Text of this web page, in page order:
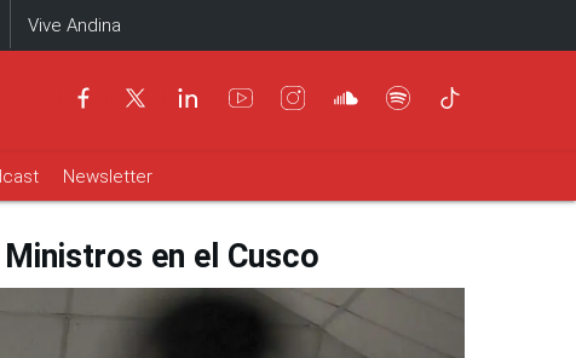
Vive Andina
Newsletter
en el Cusco